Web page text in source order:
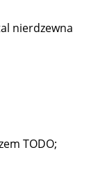
nierdzewna
TODO;